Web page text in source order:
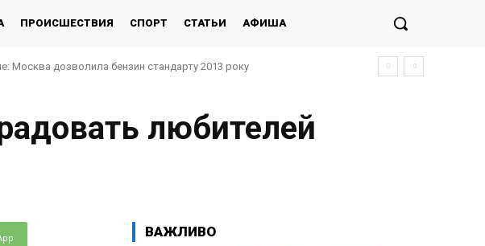
ПРОИСШЕСТВИЯ СПОРТ СТАТЬИ АФИША
Москва дозволила бензин стандарту 2013 року
любителей
ВАЖЛИВО